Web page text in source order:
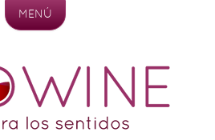
MENÚ